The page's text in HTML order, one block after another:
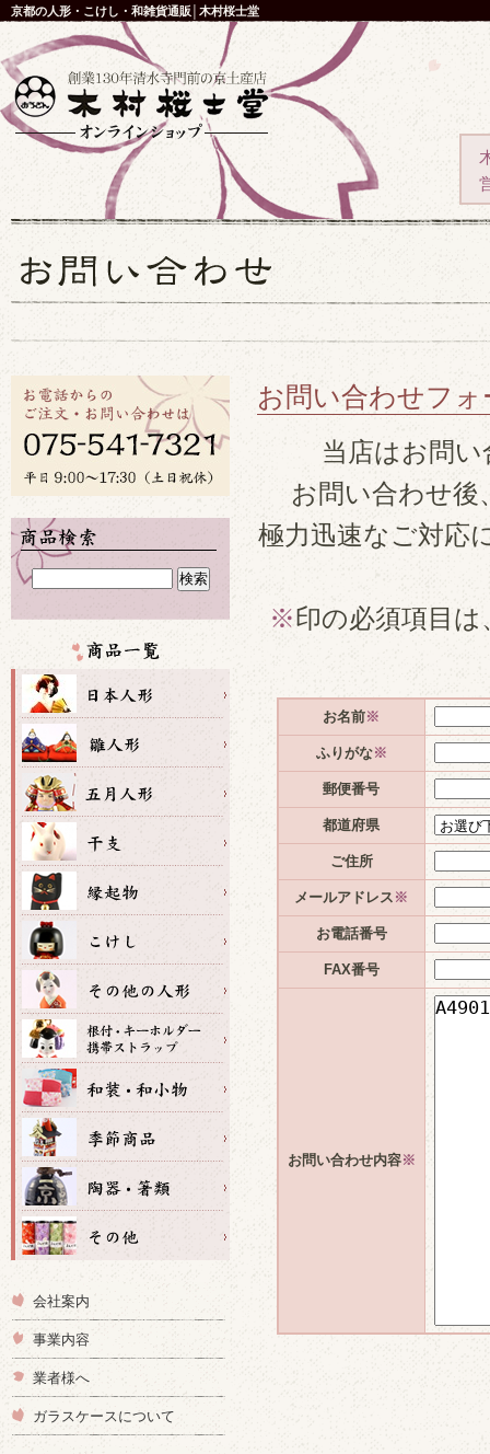
京都の人形・こけし・和雑貨通販│木村桜士堂
お問い合わせフォ
当店はお問
お問い合わせ後
極力迅速なご対応
※印の必須項目
お名前※
ふりがな※
郵便番号
都道府県
ご住所
メールアドレス ※
お電話番号
FAX番号
お問い合わせ内容※
会社案内
事業内容
業者様へ
ガラスケースについて